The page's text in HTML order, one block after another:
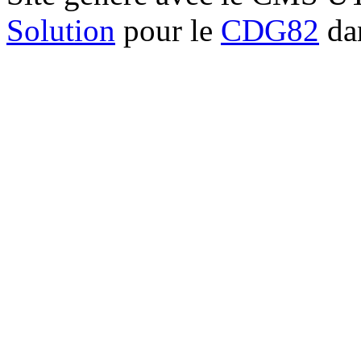
Solution pour le CDG82